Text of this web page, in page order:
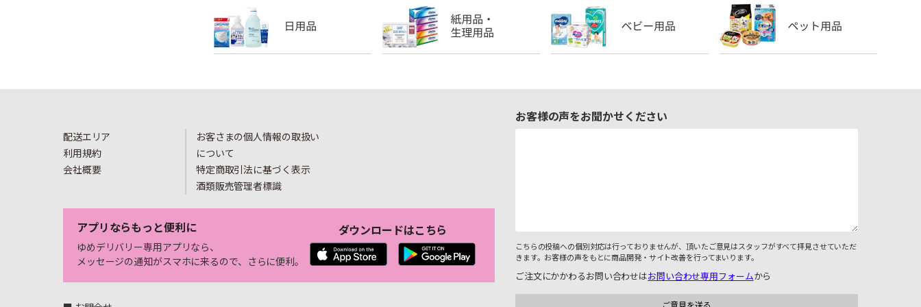
配送エリア
利用規約
会社概要
お客さまの個人情報の取扱い
について
特定商取引法に基づく表示
酒類販売管理者標識
アプリならもっと便利に
ゆめデリバリー専用アプリなら、
メッセージの通知がスマホに来るので、さらに便利。
ダウンロードはこちら
お客様の声をお聞かせください
こちらの投稿への個別対応は行っておりませんが、頂いたご意見はスタッフがすべて拝見させていただ
きます。お客様の声をもとに商品開発・サイト改善を行ってまいります。
ご注文にかかわるお問い合わせはお問い合わせ専用フォームから